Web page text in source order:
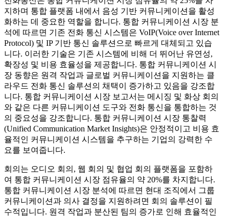
지하며 통합 플랫폼 내에서 음성 기반 커뮤니케이션을 활성
화하는 데 중요한 역할을 합니다. 통합 커뮤니케이션 시장 분
석에 따르면 기존 전화 통신 시스템은 VoIP(Voice over Internet
Protocol) 및 IP 기반 통신 솔루션으로 빠르게 대체되고 있습
니다. 이러한 기술은 기존 시스템에 비해 더 뛰어난 유연성,
확장성 및 비용 효율성을 제공합니다. 통합 커뮤니케이션 시
장 동향은 원격 작업과 글로벌 커뮤니케이션을 지원하는 클
라우드 전화 통신 솔루션의 채택이 증가하고 있음을 강조합
니다. 통합 커뮤니케이션 시장 보고서는 메시징 및 화상 회의
와 같은 다른 커뮤니케이션 도구와 전화 통신을 통합하는 것
의 중요성을 강조합니다. 통합 커뮤니케이션 시장 통찰력
(Unified Communication Market Insights)은 안정적이고 비용 효
율적인 커뮤니케이션 시스템을 추구하는 기업의 강력한 수
요를 보여줍니다.
회의는 오디오 회의, 웹 회의 및 협업 회의 플랫폼을 포함하
여 통합 커뮤니케이션 시장 점유율의 약 20%를 차지합니다.
통합 커뮤니케이션 시장 분석에 따르면 현대 조직에서 그룹
커뮤니케이션과 의사 결정을 지원하려면 회의 솔루션이 필
수적입니다. 원격 작업과 분산된 팀의 증가로 인해 효율적인